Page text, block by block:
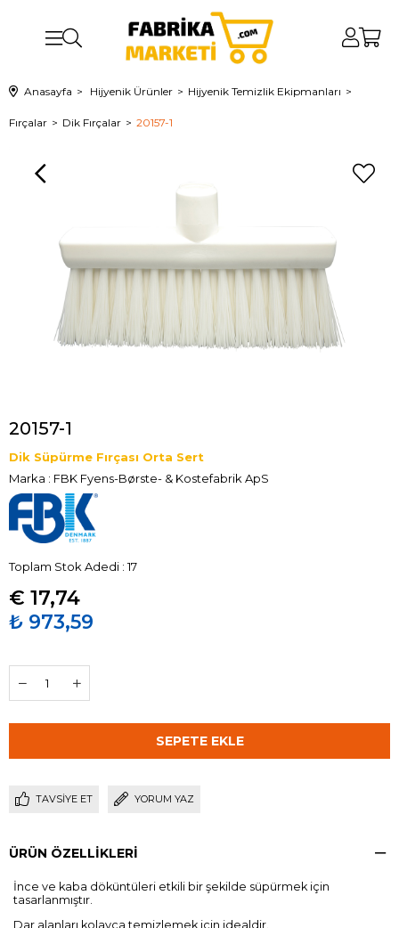
Anasayfa Hijyenik Ürünler Hijyenik Temizlik Ekipmanları
Fırçalar Dik Fırçalar 20157-1
20157-1
Dik Süpürme Fırçası Orta Sert
Marka : FBK Fyens-Børste- & Kostefabrik ApS
Toplam Stok Adedi : 17
€ 17,74
₺ 973,59
TAVSIYE ET YORUM YAZ
ÜRÜN ÖZELLIKLERI
İnce ve kaba döküntüleri etkili bir şekilde süpürmek için
tasarlanmıştır.
Dar alanları kolayca temizlemek için idealdir.